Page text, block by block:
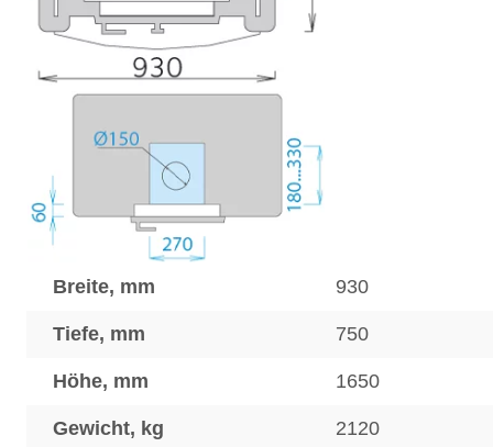
Breite, mm 930
Tiefe, mm 750
Höhe, mm 1650
Gewicht, kg 2120